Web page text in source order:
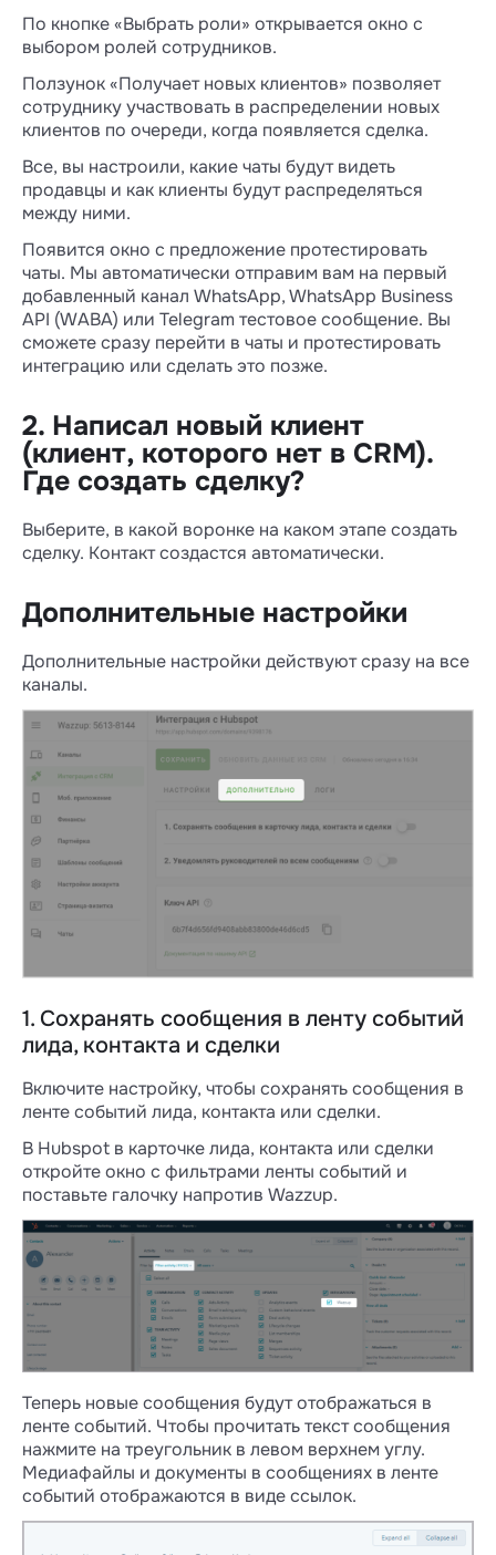
По кнопке «Выбрать роли» открывается окно с
выбором ролей сотрудников.
Ползунок «Получает новых клиентов» позволяет
сотруднику участвовать в распределении новых
клиентов по очереди, когда появляется сделка.
Все, вы настроили, какие чаты будут видеть
продавцы и как клиенты будут распределяться
между ними.
Появится окно с предложение протестировать
чаты. Мы автоматически отправим вам на первый
добавленный канал WhatsApp, WhatsApp Business
API (WABA) или Telegram тестовое сообщение. Вы
сможете сразу перейти в чаты и протестировать
интеграцию или сделать это позже.
2. Написал новый клиент
(клиент, которого нет в CRM).
Где создать сделку?
Выберите, в какой воронке на каком этапе создать
сделку. Контакт создастся автоматически.
Дополнительные настройки
Дополнительные настройки действуют сразу на все
каналы.
1. Сохранять сообщения в ленту событий
лида, контакта и сделки
Включите настройку, чтобы сохранять сообщения в
ленте событий лида, контакта или сделки.
В Hubspot в карточке лида, контакта или сделки
откройте окно с фильтрами ленты событий и
поставьте галочку напротив Wazzup.
Теперь новые сообщения будут отображаться в
ленте событий. Чтобы прочитать текст сообщения
нажмите на треугольник в левом верхнем углу.
Медиафайлы и документы в сообщениях в ленте
событий отображаются в виде ссылок.